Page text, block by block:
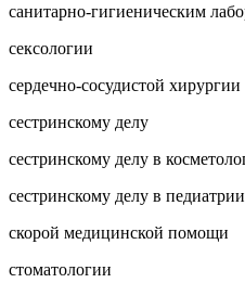
санитарно-гигиеническим
сексологии
сердечно-сосудистой хирургии
сестринскому делу
сестринскому делу в
сестринскому делу в педиатрии
скорой медицинской помощи
стоматологии